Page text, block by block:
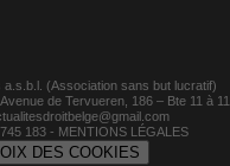
a.s.b.l. (Association sans but lucratif)
de Tervueren, 186 – Bte 11 à
183 - MENTIONS LÉGALES
DES COOKIES